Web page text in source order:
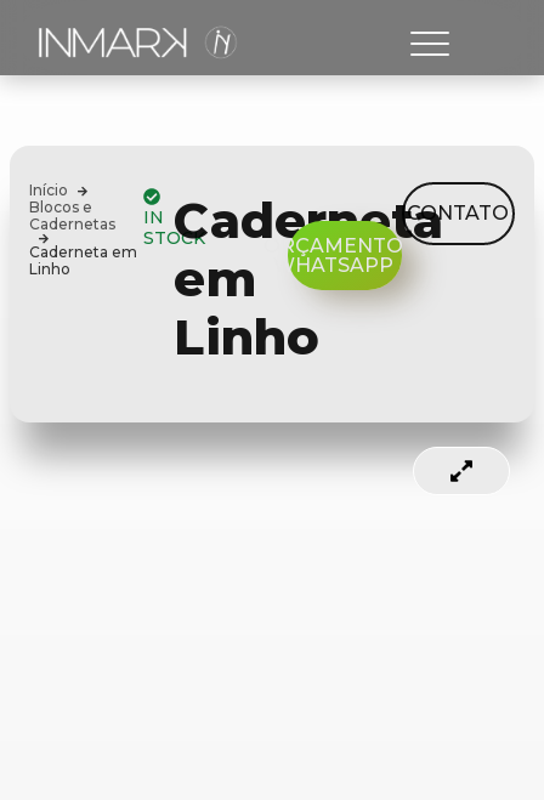
Início
Blocos e
Cadernetas
Caderneta em
Linho
IN
STOCKCaderneta
em
Linho
ORÇAMENTO
WHATSAPP
CONTATO